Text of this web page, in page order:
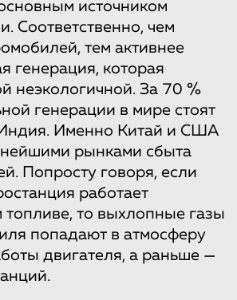
источником
Соответственно, чем
тем активнее
генерация, которая
неэкологичной. За 70 %
генерации в мире стоят
Именно Китай и США
рынками сбыта
Попросту говоря, если
работает
топливе, то выхлопные газы
попадают в атмосферу
двигателя, а раньше —